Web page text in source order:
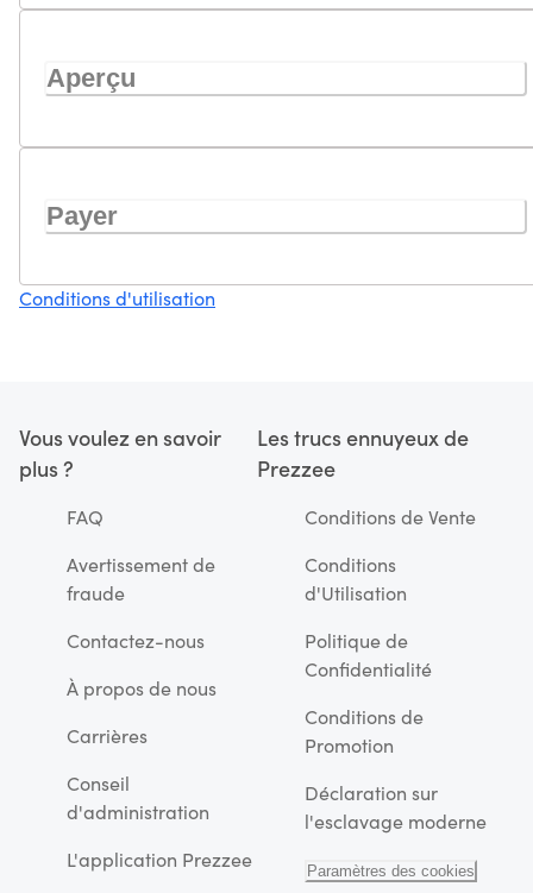
Aperçu
Payer
Conditions d'utilisation
Vous voulez en savoir
plus ?
FAQ
Avertissement de
fraude
Contactez-nous
À propos de nous
Carrières
Conseil
d'administration
L'application Prezzee
Les trucs ennuyeux de
Prezzee
Conditions de Vente
Conditions
d'Utilisation
Politique de
Confidentialité
Conditions de
Promotion
Déclaration sur
l'esclavage moderne
Paramètres des cookies